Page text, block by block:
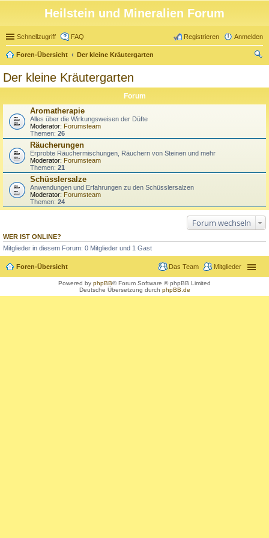
Heilstein und Mineralien Forum
Schnellzugriff FAQ Anmelden
Registrieren
Foren-Übersicht
Der kleine Kräutergarten
Der kleine Kräutergarten
Forum
Aromatherapie
Alles über die Wirkungsweisen der Düfte
Moderator: Forumsteam
Themen: 26
Räucherungen
Erprobte Räuchermischungen, Räuchern von Steinen und mehr
Moderator: Forumsteam
Themen: 21
Schüsslersalze
Anwendungen und Erfahrungen zu den Schüsslersalzen
Moderator: Forumsteam
Themen: 24
Forum wechseln
WER IST ONLINE?
Mitglieder in diesem Forum: 0 Mitglieder und 1 Gast
Foren-Übersicht Mitglieder
Das Team
Powered by phpBB® Forum Software © phpBB Limited
Deutsche Übersetzung durch phpBB.de